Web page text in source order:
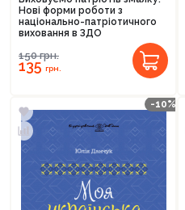
Нові форми роботи з
національно-патріотичного
виховання в ЗДО
150грн.
135грн.
-10%